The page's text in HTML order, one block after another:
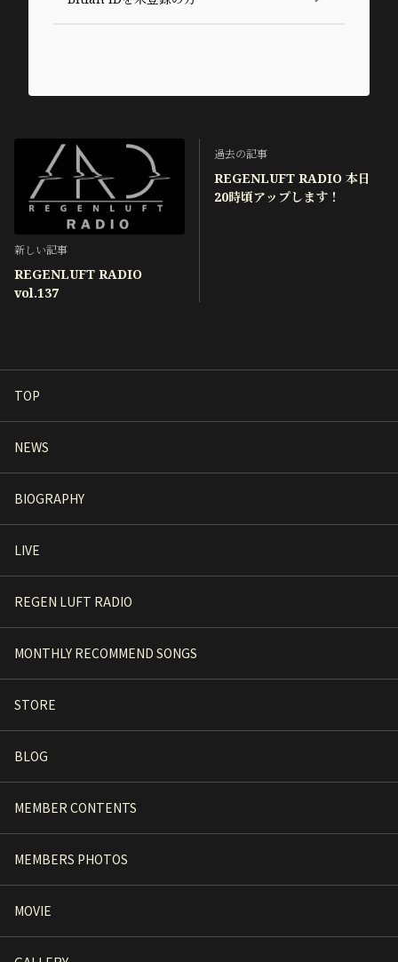
新しい記事
REGENLUFT RADIO
vol.137
過去の記事
REGENLUFT RADIO 本日
20時頃アップします！
TOP
NEWS
BIOGRAPHY
LIVE
REGEN LUFT RADIO
MONTHLY RECOMMEND SONGS
STORE
BLOG
MEMBER CONTENTS
MEMBERS PHOTOS
MOVIE